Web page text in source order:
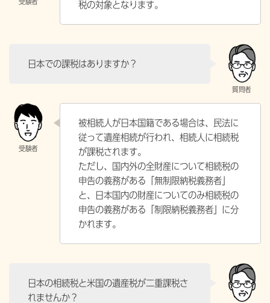
税の対象となります。
日本での課税はありますか？
被相続人が日本国籍である場合は、民法に
従って遺産相続が行われ、相続人に相続税
が課税されます。
ただし、国内外の全財産について相続税の
申告の義務がある「無制限納税義務者」
と、日本国内の財産についてのみ相続税の
申告の義務がある「制限納税義務者」に分
かれます。
日本の相続税と米国の遺産税が二重課税さ
れませんか？